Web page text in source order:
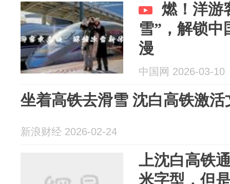
燃！洋游
雪”，解锁中
漫
中国网 2026-03-10
坐着高铁去滑雪 沈白高铁激活
新浪财经 2026-02-24
上沈白高铁
米字型，但